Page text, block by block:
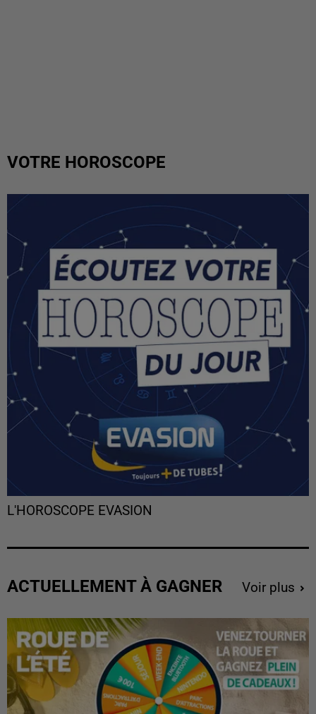
VOTRE HOROSCOPE
L'HOROSCOPE EVASION
ACTUELLEMENT À GAGNER Voir plus